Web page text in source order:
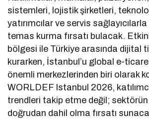
sistemleri, lojistik şirketleri,
yatırımcılar ve servis
temas kurma fırsatı bulacak.
bölgesi ile Türkiye arasında dijital
kurarken, İstanbul’u global e-
önemli merkezlerinden biri olarak
WORLDEF Istanbul 2026,
trendleri takip etme değil;
doğrudan dahil olma fırsatı